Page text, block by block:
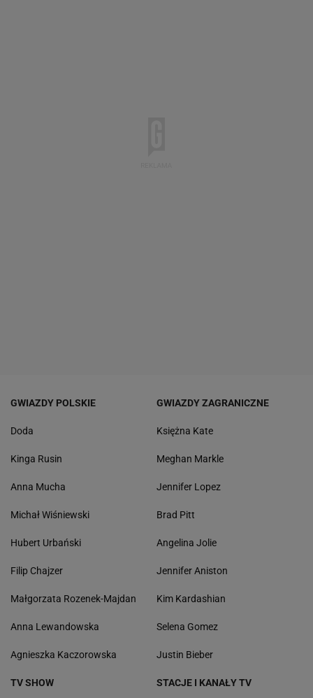
GWIAZDY POLSKIE
Doda
Kinga Rusin
Anna Mucha
Michał Wiśniewski
Hubert Urbański
Filip Chajzer
Małgorzata Rozenek-Majdan
Anna Lewandowska
Agnieszka Kaczorowska
GWIAZDY ZAGRANICZNE
Księżna Kate
Meghan Markle
Jennifer Lopez
Brad Pitt
Angelina Jolie
Jennifer Aniston
Kim Kardashian
Selena Gomez
Justin Bieber
TV SHOW STACJE I KANAŁY TV